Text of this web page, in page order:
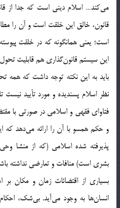
مي‌کند… اسلام ديني است که جدا از
قانون، خالق اين خلقت است و آن را
است؛ يعني همانگونه که در خلقت
اين سيستم قانون‌گذاري هم قابليت
بايد به اين نکته توجه داشت که همه
نظر اسلام پسنديده و مورد تأييد نيست
فتاواي فقهي و اسلامي در صورتي با
و حکم همسو با آن را ارائه مي‌دهد
پذيرفته شده اسلامي (که از منشا
بشري است) منافات و تعارضي نداشته
بسياري از اقتضائات زمان و مکان بر
انسان‌ها به وجود مي‌آيد. بي‌شک،